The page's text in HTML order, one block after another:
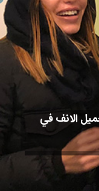
الانف في